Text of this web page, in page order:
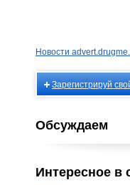
Новости
Зарегистрируй
Обсуждаем
Интересное в